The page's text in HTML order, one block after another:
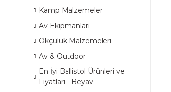
Kamp Malzemeleri
Av Ekipmanları
Okçuluk Malzemeleri
Av & Outdoor
En İyi Ballistol Ürünleri ve
Fiyatları | Beyav